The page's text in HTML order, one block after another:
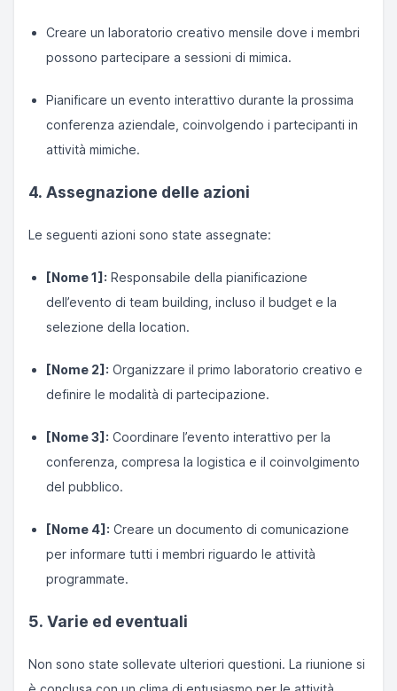
Creare un laboratorio creativo mensile dove i membri
possono partecipare a sessioni di mimica.
Pianificare un evento interattivo durante la prossima
conferenza aziendale, coinvolgendo i partecipanti in
attività mimiche.
4. Assegnazione delle azioni
Le seguenti azioni sono state assegnate:
[Nome 1]: Responsabile della pianificazione
dell’evento di team building, incluso il budget e la
selezione della location.
[Nome 2]: Organizzare il primo laboratorio creativo e
definire le modalità di partecipazione.
[Nome 3]: Coordinare l’evento interattivo per la
conferenza, compresa la logistica e il coinvolgimento
del pubblico.
[Nome 4]: Creare un documento di comunicazione
per informare tutti i membri riguardo le attività
programmate.
5. Varie ed eventuali
Non sono state sollevate ulteriori questioni. La riunione si